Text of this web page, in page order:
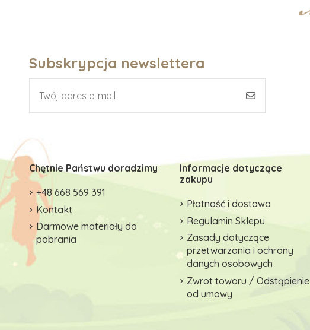
Subskrypcja newslettera
Chętnie Państwu doradzimy
+48 668 569 391
Kontakt
Darmowe materiały do
pobrania
Informacje dotyczące
zakupu
Płatność i dostawa
Regulamin Sklepu
Zasady dotyczące
przetwarzania i ochrony
danych osobowych
Zwrot towaru / Odstąpienie
od umowy